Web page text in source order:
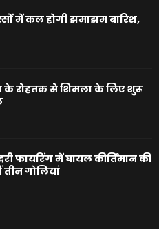
में कल होगी झमाझम बारिश,
के रोहतक से शिमला के लिए शुरू
फायरिंग में घायल कीर्तिमान की
तीन गोलियां